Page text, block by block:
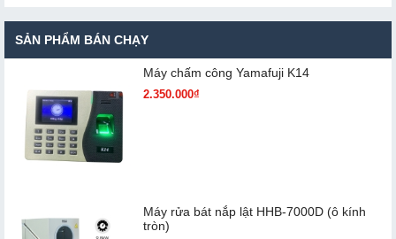
SẢN PHẨM BÁN CHẠY
Máy chấm cô​ng Yamafuji K14
2.350.000₫
Máy rửa bát nắp lật HHB-7000D (ô kính
tròn)